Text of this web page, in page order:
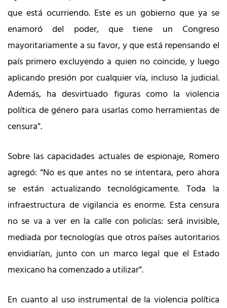
que está ocurriendo. Este es un gobierno que ya se
enamoró del poder, que tiene un Congreso
mayoritariamente a su favor, y que está repensando el
país primero excluyendo a quien no coincide, y luego
aplicando presión por cualquier vía, incluso la judicial.
Además, ha desvirtuado figuras como la violencia
política de género para usarlas como herramientas de
censura”.
Sobre las capacidades actuales de espionaje, Romero
agregó: “No es que antes no se intentara, pero ahora
se están actualizando tecnológicamente. Toda la
infraestructura de vigilancia es enorme. Esta censura
no se va a ver en la calle con policías: será invisible,
mediada por tecnologías que otros países autoritarios
envidiarían, junto con un marco legal que el Estado
mexicano ha comenzado a utilizar”.
En cuanto al uso instrumental de la violencia política